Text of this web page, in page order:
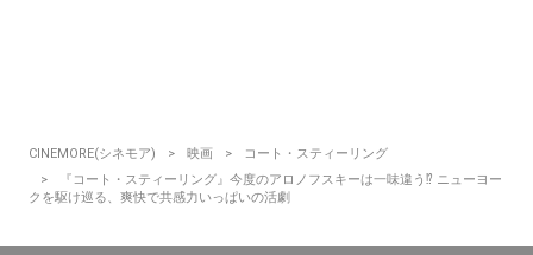
CINEMORE(シネモア) 映画
コート・スティーリング
『コート・スティーリング』今度のアロノフスキーは一味違う⁉︎ ニューヨー
クを駆け巡る、爽快で共感力いっぱいの活劇